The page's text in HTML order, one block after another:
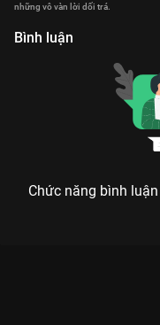
những vô vàn lời dối trá.
Bình luận
Chức năng bình